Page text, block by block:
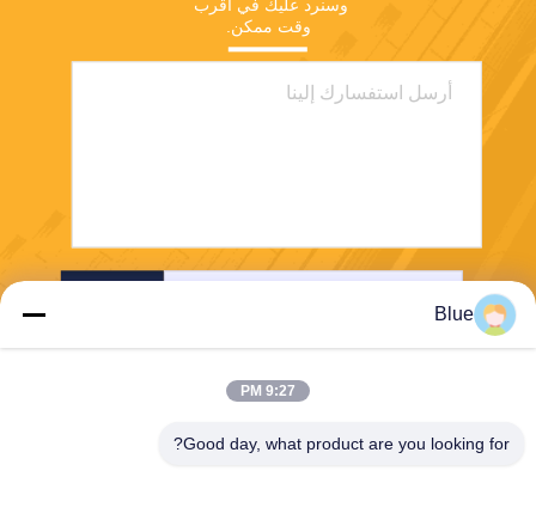
وقت ممكن.
Blue
9:27 PM
Good day, what product are you looking for?